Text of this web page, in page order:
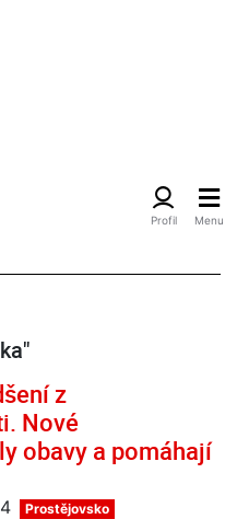
z
Nové
obavy a pomáhají
Prostějovsko